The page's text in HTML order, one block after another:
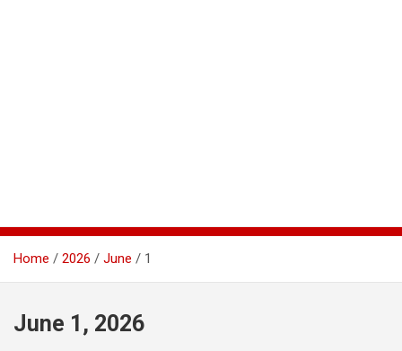
Home 2026 June 1
June 1, 2026